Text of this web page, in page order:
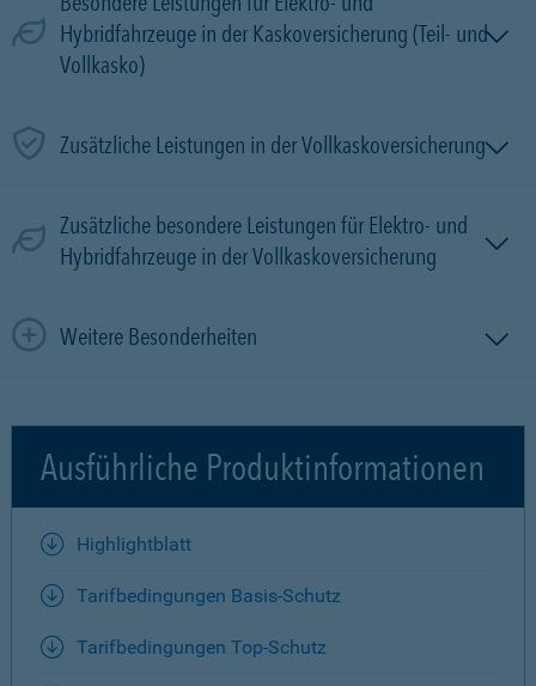
Hybridfahrzeuge in der Kaskoversicherung (Teil- und
Vollkasko)
Zusätzliche Leistungen in der Vollkaskoversicherung
Zusätzliche besondere Leistungen für Elektro- und
Hybridfahrzeuge in der Vollkaskoversicherung
Weitere Besonderheiten
Ausführliche Produktinformationen
Highlightblatt
Tarifbedingungen Basis-Schutz
Tarifbedingungen Top-Schutz